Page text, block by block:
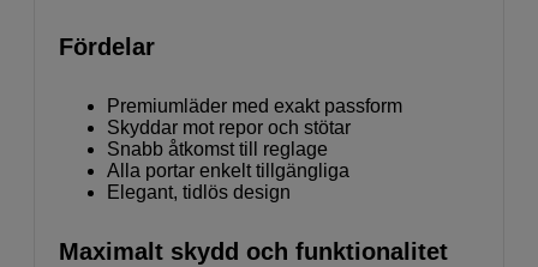
Fördelar
Premiumläder med exakt passform
Skyddar mot repor och stötar
Snabb åtkomst till reglage
Alla portar enkelt tillgängliga
Elegant, tidlös design
Maximalt skydd och funktionalitet